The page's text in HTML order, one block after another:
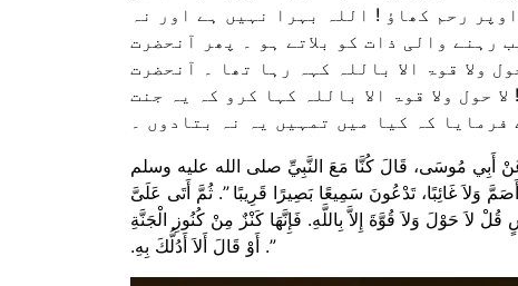
رحم کھاؤ ! اللہ بہرا نہیں ہے اور نہ
رہنے والی ذات کو بلاتے ہو ۔ پھر آنحضرت
ولا قوۃ الا باللہ کہہ رہا تھا ۔ آنحضرت
حول ولا قوۃ الا باللہ کہا کرو کہ یہ جنت
کہ کیا میں تمہیں یہ نہ بتادوں ۔
أَبِي مُوسَى، قَالَ كُنَّا مَعَ النَّبِيِّ صلى الله عليه وسلم
وَلاَ غَائِبًا، تَدْعُونَ سَمِيعًا بَصِيرًا قَرِيبًا ‏”‏‏.‏ ثُمَّ أَتَى عَلَىَّ
لاَ حَوْلَ وَلاَ قُوَّةَ إِلاَّ بِاللَّهِ‏.‏ فَإِنَّهَا كَنْزٌ مِنْ كُنُوزِ الْجَنَّةِ
‏”‏‏.‏ أَوْ قَالَ أَلاَ أَدُلُّكَ بِهِ‏.‏